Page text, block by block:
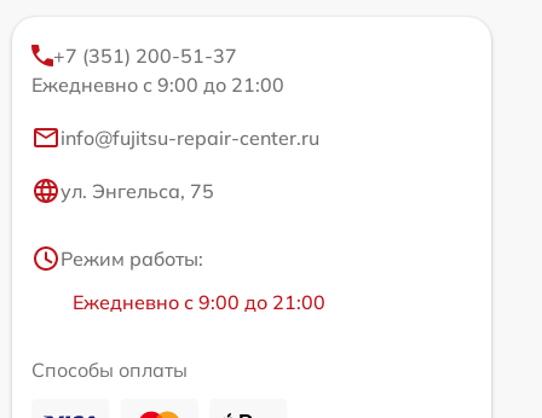
+7 (351) 200-51-37
Ежедневно с 9:00 до 21:00
info@fujitsu-repair-center.ru
ул. Энгельса, 75
Режим работы:
Ежедневно с 9:00 до 21:00
Способы оплаты